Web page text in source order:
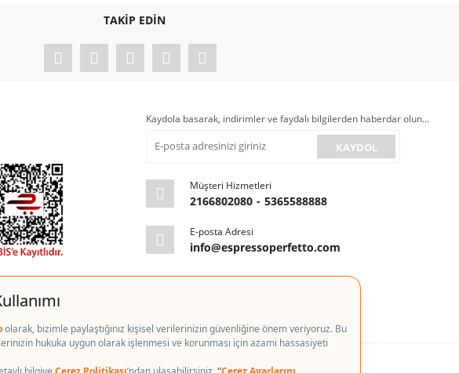
TAKİP EDİN
Kaydola basarak, indirimler ve faydalı bilgilerden haberdar olun...
KAYDOL
Müşteri Hizmetleri
2166802080 - 5365588888
E-posta Adresi
info@espressoperfetto.com